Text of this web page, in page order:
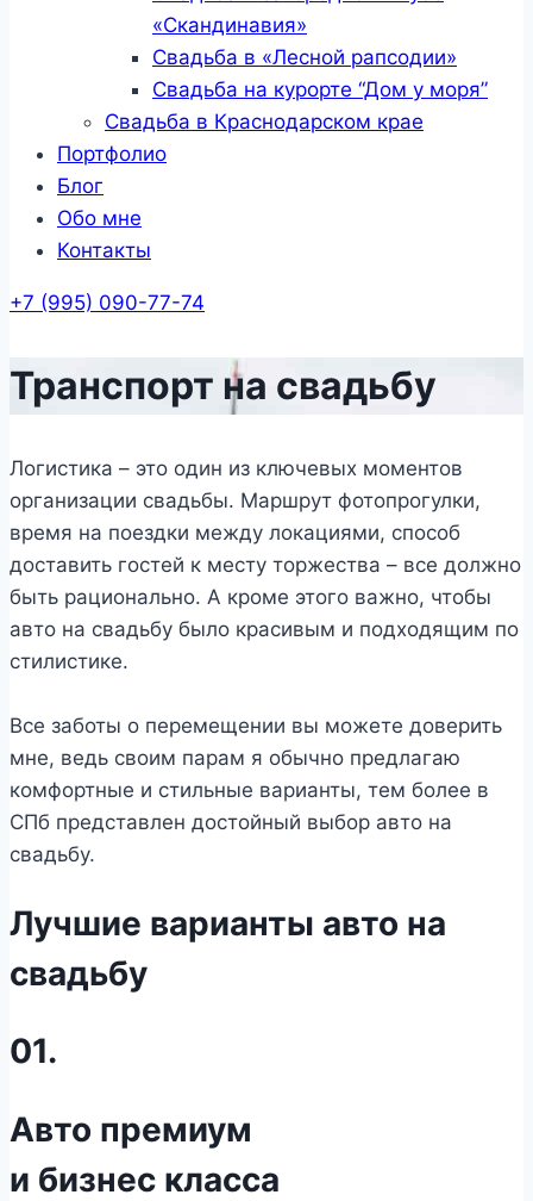
«Скандинавия»
Свадьба в «Лесной рапсодии»
Свадьба на курорте “Дом у моря”
Свадьба в Краснодарском крае
Портфолио
Блог
Обо мне
Контакты
+7 (995) 090-77-74
Транспорт на свадьбу
Логистика – это один из ключевых моментов
организации свадьбы. Маршрут фотопрогулки,
время на поездки между локациями, способ
доставить гостей к месту торжества – все должно
быть рационально. А кроме этого важно, чтобы
авто на свадьбу было красивым и подходящим по
стилистике.
Все заботы о перемещении вы можете доверить
мне, ведь своим парам я обычно предлагаю
комфортные и стильные варианты, тем более в
СПб представлен достойный выбор авто на
свадьбу.
Лучшие варианты авто на
свадьбу
01.
Авто премиум
и бизнес класса